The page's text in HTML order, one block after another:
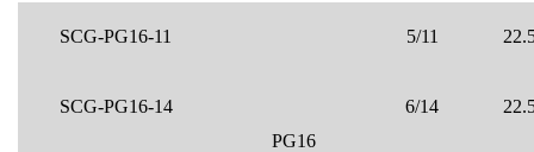
SCG-PG16-11
PG16
5/11
SCG-PG16-14 6/14